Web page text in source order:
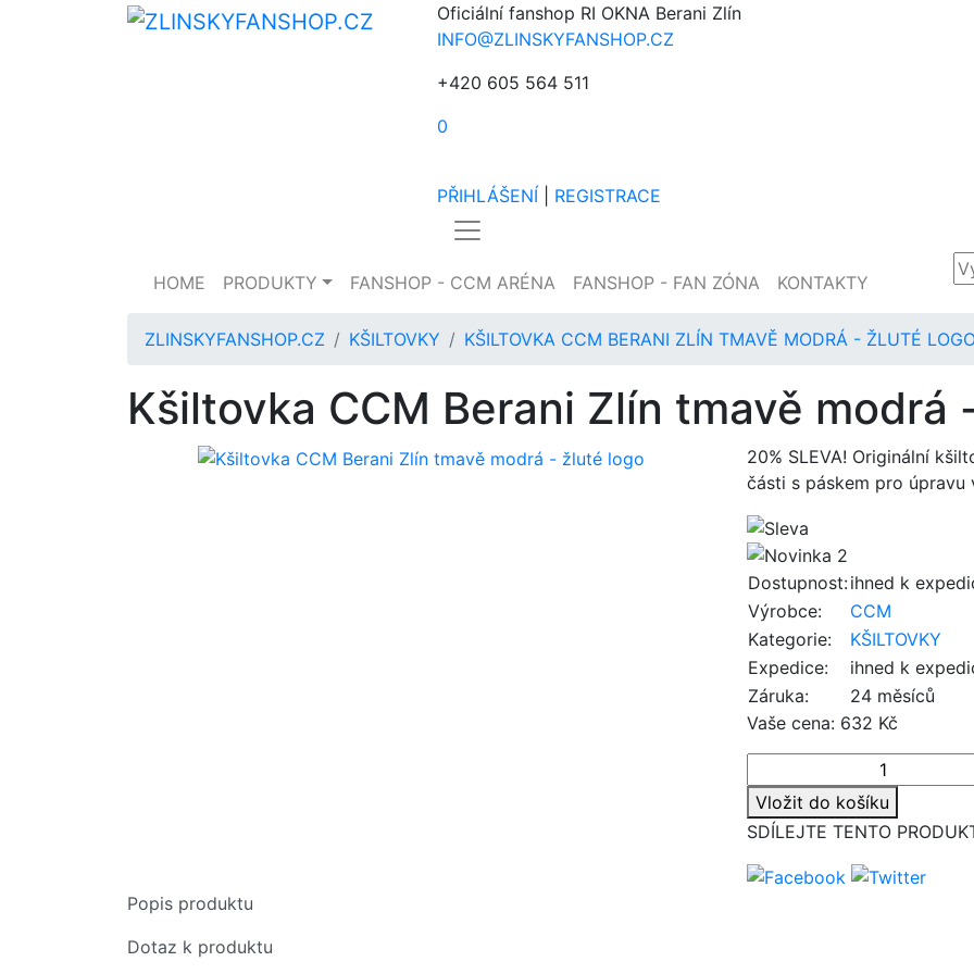
Oficiální fanshop RI OKNA Berani Zlín
INFO@ZLINSKYFANSHOP.CZ
+420 605 564 511
0
PŘIHLÁŠENÍ
REGISTRACE
HOME PRODUKTY FANSHOP - CCM ARÉNA FANSHOP - FAN ZÓNA KONTAKTY
ZLINSKYFANSHOP.CZ KŠILTOVKY KŠILTOVKA CCM BERANI ZLÍN TMAVĚ MODRÁ - ŽLUTÉ
Kšiltovka CCM Berani Zlín tmavě modrá
20% SLEVA! Originální
části s páskem pro úpravu
Dostupnost:ihned k
Výrobce:
CCM
Kategorie:
KŠILTOVKY
Expedice:
ihned k
Záruka:
24 měsíců
Vaše cena: 632 Kč
Vložit do košíku
SDÍLEJTE TENTO
Popis produktu
Dotaz k produktu